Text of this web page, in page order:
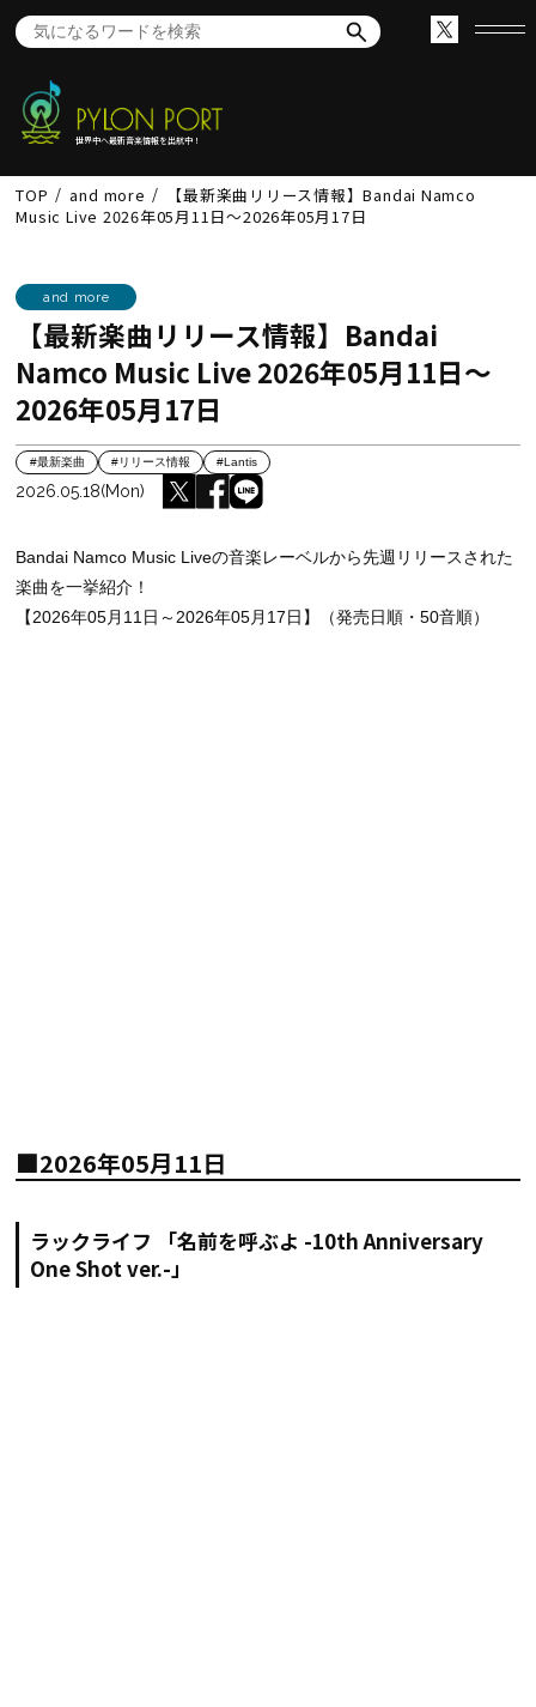
世界中へ最新音楽情報を出航中！
TOP and more
【最新楽曲リリース情報】Bandai Namco
Music Live 2026年05月11日～2026年05月17日
and more
【最新楽曲リリース情報】Bandai
Namco Music Live 2026年05月11日～
2026年05月17日
#最新楽曲 #リリース情報 #Lantis
2026.05.18(Mon)
Bandai Namco Music Liveの音楽レーベルから先週リリースされた
楽曲を一挙紹介！
【2026年05月11日～2026年05月17日】（発売日順・50音順）
■2026年05月11日
ラックライフ 「名前を呼ぶよ -10th Anniversary
One Shot ver.-」